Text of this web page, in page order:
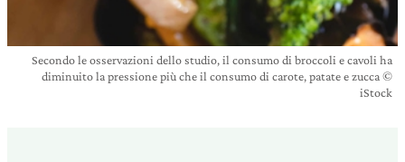
Secondo le osservazioni dello studio, il consumo di broccoli e cavoli ha
diminuito la pressione più che il consumo di carote, patate e zucca ©
iStock